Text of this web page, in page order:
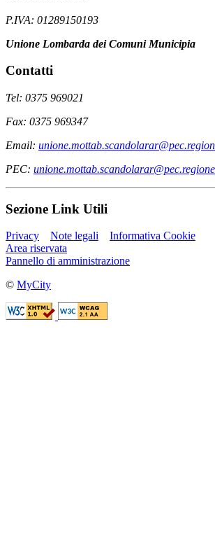
P.IVA: 01289150193
Unione Lombarda dei Comuni Municipia
Contatti
Tel: 0375 969021
Fax: 0375 969347
Email:
PEC:
Sezione Link Utili
Privacy Note legali
Informativa Cookie
Area riservata
Pannello di amministrazione
© MyCity